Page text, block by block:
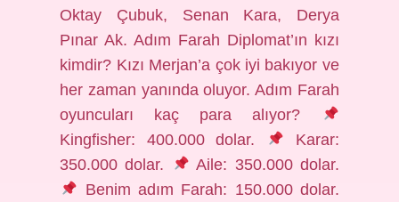
Oktay Çubuk, Senan Kara, Derya
Pınar Ak. Adım Farah Diplomat’ın kızı
kimdir? Kızı Merjan’a çok iyi bakıyor ve
her zaman yanında oluyor. Adım Farah
oyuncuları kaç para alıyor?
Kingfisher: 400.000 dolar.
Karar:
350.000 dolar.
Aile: 350.000 dolar.
Benim adım Farah: 150.000 dolar.